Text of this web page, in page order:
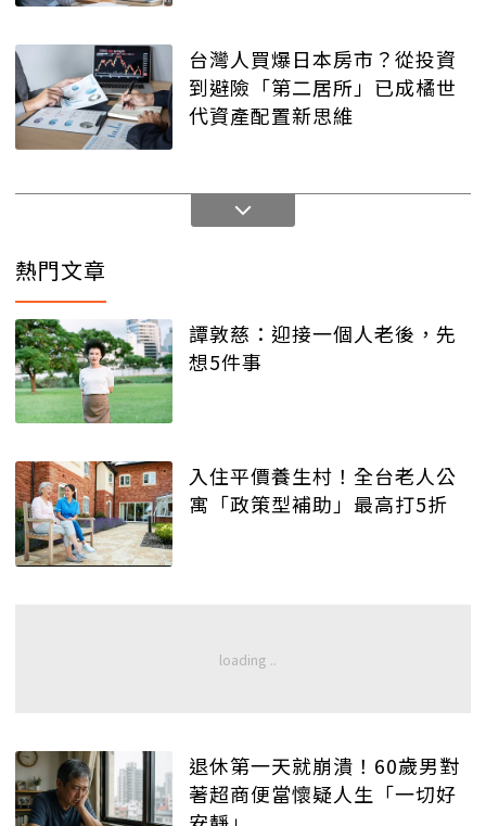
台灣人買爆日本房市？從投資
到避險「第二居所」已成橘世
代資產配置新思維
熱門文章
譚敦慈：迎接一個人老後，先
想5件事
入住平價養生村！全台老人公
寓「政策型補助」最高打5折
退休第一天就崩潰！60歲男對
著超商便當懷疑人生「一切好